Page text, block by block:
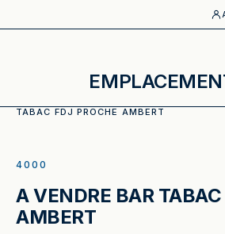
TABAC FDJ PROCHE AMBERT
4000
A VENDRE BAR
AMBERT